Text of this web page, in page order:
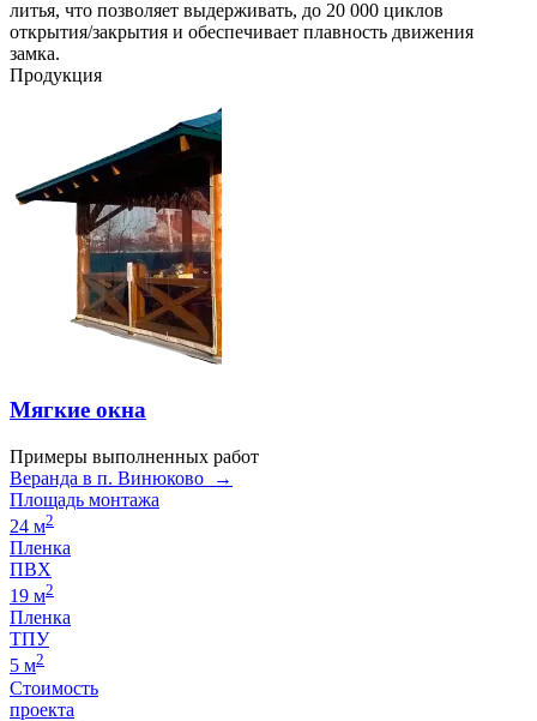
литья, что позволяет выдерживать, до 20 000 циклов
открытия/закрытия и обеспечивает плавность движения
замка.
Продукция
Мягкие окна
Примеры выполненных работ
Веранда в п. Винюково →
Площадь монтажа
24 м2
Пленка
ПВХ
19 м2
Пленка
ТПУ
5 м2
Стоимость
проекта